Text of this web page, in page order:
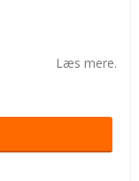
Læs mere.